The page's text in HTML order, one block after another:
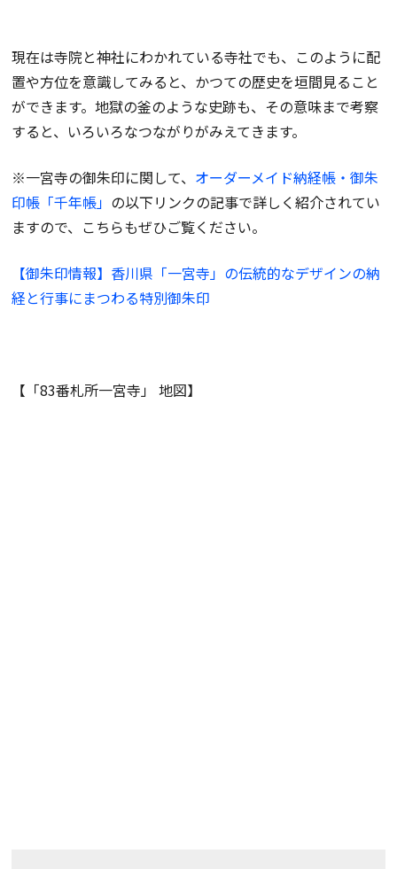
現在は寺院と神社にわかれている寺社でも、このように配
置や方位を意識してみると、かつての歴史を垣間見ること
ができます。地獄の釜のような史跡も、その意味まで考察
すると、いろいろなつながりがみえてきます。
※一宮寺の御朱印に関して、 オーダーメイド納経帳・御朱
印帳「千年帳」 の以下リンクの記事で詳しく紹介されてい
ますので、こちらもぜひご覧ください。
【御朱印情報】香川県「一宮寺」の伝統的なデザインの納
経と行事にまつわる特別御朱印
【「83番札所一宮寺」 地図】